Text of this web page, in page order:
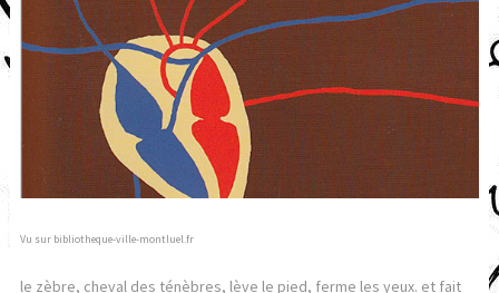
Vu sur bibliotheque-ville-montluel.fr
le zèbre, cheval des ténèbres, lève le pied, ferme les yeux. et fait